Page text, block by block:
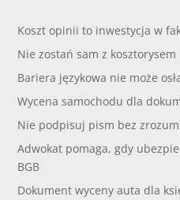
Koszt opinii to inwestycja w
Nie zostań sam z
Bariera językowa nie może
Wycena samochodu dla
Nie podpisuj pism bez
Adwokat pomaga, gdy
BGB
Dokument wyceny auta dla